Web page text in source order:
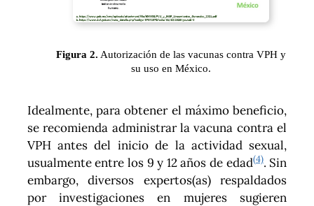
Figura 2. Autorización de las vacunas contra VPH y
su uso en México.
Idealmente, para obtener el máximo beneficio,
se recomienda administrar la vacuna contra el
VPH antes del inicio de la actividad sexual,
usualmente entre los 9 y 12 años de edad(4). Sin
embargo, diversos expertos(as) respaldados
por investigaciones en mujeres sugieren